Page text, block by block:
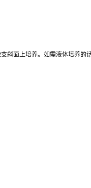
斜面上培养。如需液体培养的